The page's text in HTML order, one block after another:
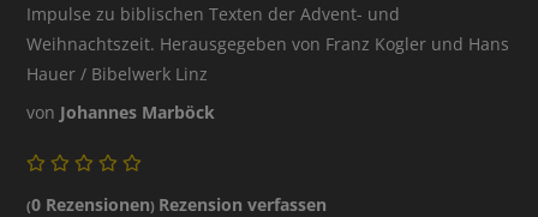
Impulse zu biblischen Texten der Advent- und
Weihnachtszeit. Herausgegeben von Franz Kogler und Hans
Hauer / Bibelwerk Linz
von Johannes Marböck
(0 Rezensionen) Rezension verfassen